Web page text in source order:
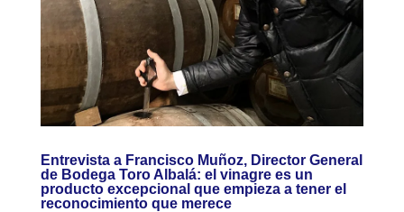
Entrevista a Francisco Muñoz, Director General
de Bodega Toro Albalá: el vinagre es un
producto excepcional que empieza a tener el
reconocimiento que merece